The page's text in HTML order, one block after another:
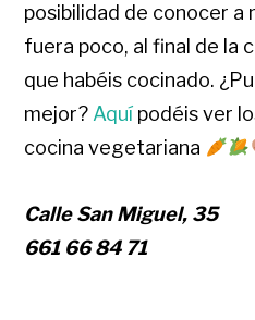
posibilidad de conocer a
fuera poco, al final de la
que habéis cocinado.
mejor? Aquí podéis ver
cocina vegetariana
Calle San Miguel, 35
661 66 84 71